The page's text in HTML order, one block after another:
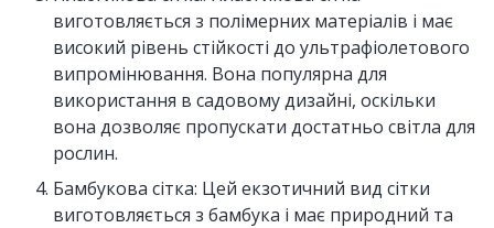
виготовляється з полімерних матеріалів і має
високий рівень стійкості до ультрафіолетового
випромінювання. Вона популярна для
використання в садовому дизайні, оскільки
вона дозволяє пропускати достатньо світла для
рослин.
Бамбукова сітка: Цей екзотичний вид сітки
виготовляється з бамбука і має природний та